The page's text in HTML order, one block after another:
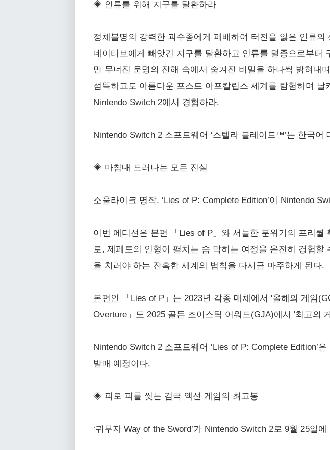
◈ 인류를 위해 지구를 탈환하라
정체불명의 강력한 괴수종에게 패배하여 터전을 잃은 인류
네이티브에게 빼앗긴 지구를 탈환하고 인류를 멸종으로부터
만 무너진 문명의 잔해 속에서 숨겨진 비밀을 하나씩 밝혀내
섬뜩하고도 아름다운 포스트 아포칼립스 세계를 탐험하며
Nintendo Switch 2에서 경험하라.
Nintendo Switch 2 소프트웨어 ‘스텔라 블레이드™’는 한국어
◈ 마침내 드러나는 모든 진실
소울라이크 명작, ‘Lies of P: Complete Edition’이 Nintendo
이번 에디션은 본편 「Lies of P」와 서늘한 분위기의 프리
로, 제페토의 인형이 펼치는 숨 막히는 여정을 온전히 경험
을 치러야 하는 잔혹한 세계의 법칙을 다시금 마주하게 된다.
본편인 「Lies of P」는 2023년 각종 매체에서 '올해의 게임
Overture」도 2025 골든 조이스틱 어워드(GJA)에서 '최고의
Nintendo Switch 2 소프트웨어 ‘Lies of P: Complete Edition’
발매 예정이다.
◈ 피로 피를 씻는 검극 액션 게임의 최고봉
‘귀무자 Way of the Sword’가 Nintendo Switch 2로 9월 25일